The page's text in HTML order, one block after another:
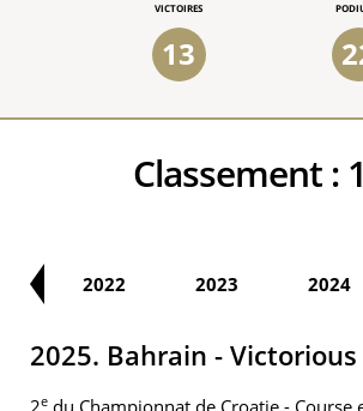
VICTOIRES
13
Classement :
2022 2023 2024
2025. Bahrain - Victorious
2e du Championnat de Croatie - Course